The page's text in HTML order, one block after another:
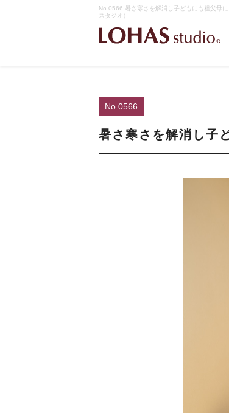
No.0566 暑さ寒さを解消し子どもにも祖父母
スタジオ）
No.0566
暑さ寒さを解消し子